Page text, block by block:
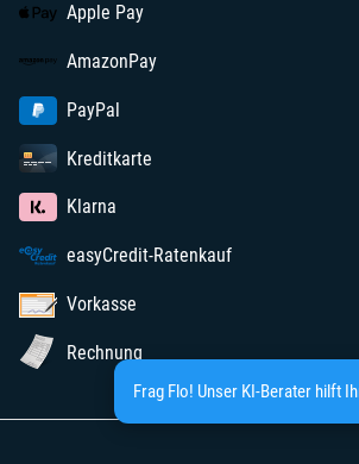
Frag Flo! Unser KI-Berater hilft
Apple Pay
AmazonPay
PayPal
Kreditkarte
Klarna
easyCredit-Ratenkauf
Vorkasse
Rechnung